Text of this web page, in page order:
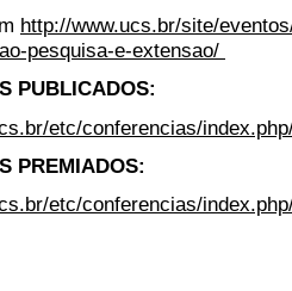
http://www.ucs.br/site/
pesquisa-e-extensao/
PUBLICADOS:
etc/conferencias/
PREMIADOS:
etc/conferencias/